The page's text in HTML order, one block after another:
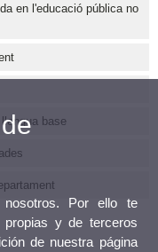
en l'educació pública no
base
Por ello te
propias y de terceros
de nuestra página